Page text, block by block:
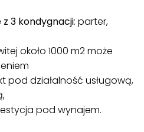
z 3 kondygnacji: parter,
około 1000 m2 może
pod działalność usługową,
pod wynajem.